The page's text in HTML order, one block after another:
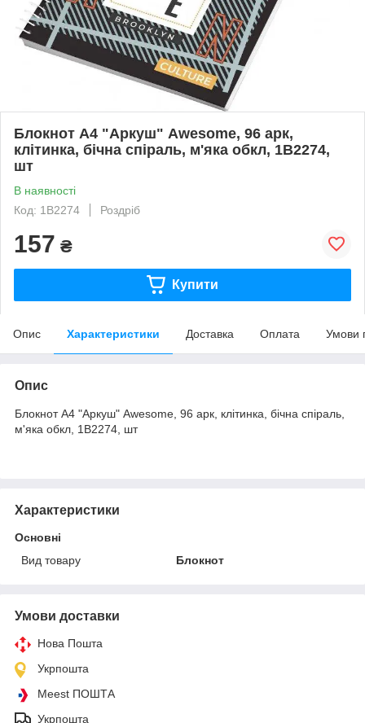
Блокнот А4 "Аркуш" Awesome, 96 арк,
клітинка, бічна спіраль, м'яка обкл, 1В2274,
шт
В наявності
Код: 1В2274
Роздріб
157 ₴
Купити
Опис Характеристики Доставка Оплата Умови
Опис
Блокнот А4 "Аркуш" Awesome, 96 арк, клітинка, бічна спіраль,
м'яка обкл, 1В2274, шт
Характеристики
Основні
Вид товару
Блокнот
Умови доставки
Нова Пошта
Укрпошта
Meest ПОШТА
Укрпошта